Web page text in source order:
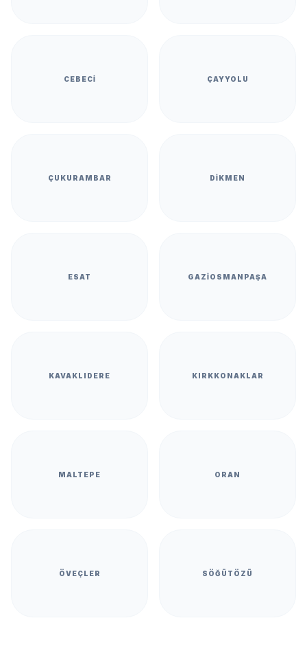
CEBECI ÇAYYOLU
ÇUKURAMBAR DIKMEN
ESAT GAZIOSMANPAŞA
KAVAKLIDERE KIRKKONAKLAR
MALTEPE ORAN
ÖVEÇLER SÖĞÜTÖZÜ